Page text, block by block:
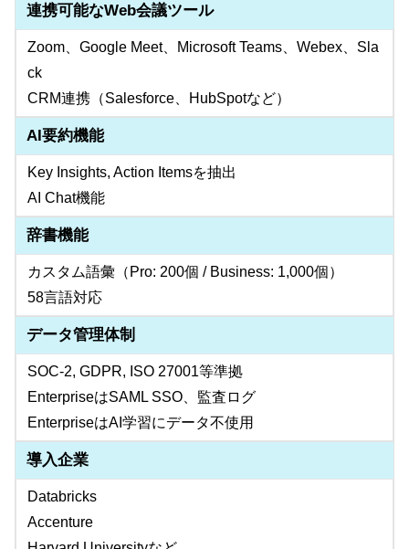
連携可能なWeb会議ツール
Zoom、Google Meet、Microsoft Teams、Webex、Sla
ck
CRM連携（Salesforce、HubSpotなど）
AI要約機能
Key Insights, Action Itemsを抽出
AI Chat機能
辞書機能
カスタム語彙（Pro: 200個 / Business: 1,000個）
58言語対応
データ管理体制
SOC-2, GDPR, ISO 27001等準拠
EnterpriseはSAML SSO、監査ログ
EnterpriseはAI学習にデータ不使用
導入企業
Databricks
Accenture